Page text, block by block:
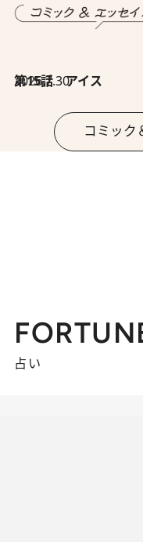
2026.7.30
第15話 アイス
コミック
占い